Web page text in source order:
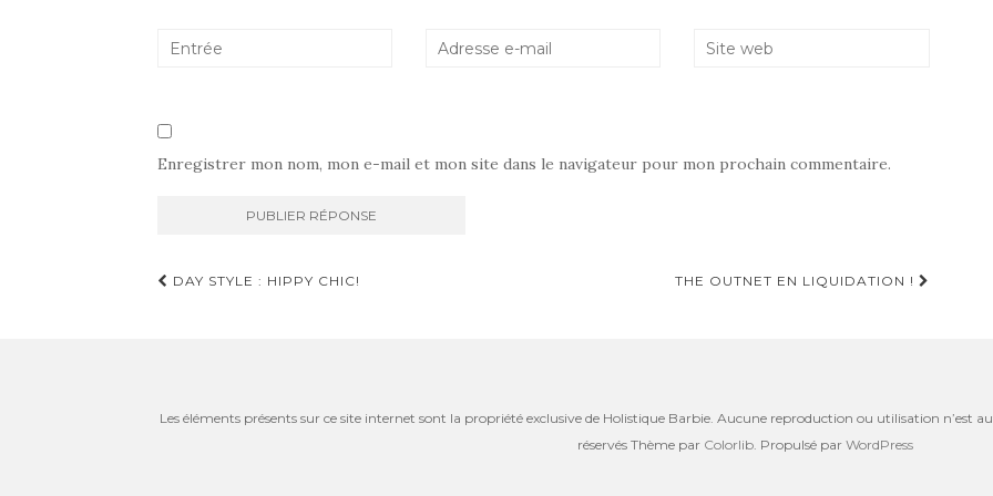
Enregistrer mon nom, mon e-mail et mon site dans le navigateur pour mon prochain commentaire.
Navigation
DAY STYLE : HIPPY CHIC! THE OUTNET EN LIQUIDATION !
Les éléments présents sur ce site internet sont la propriété exclusive de Holistique Barbie. Aucune reproduction ou utilisation n’est
réservés Thème par Colorlib. Propulsé par WordPress